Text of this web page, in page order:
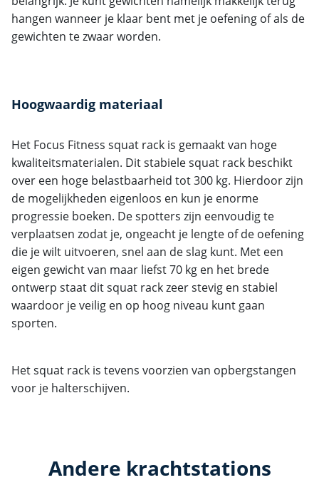
hangen wanneer je klaar bent met je oefening of als de
gewichten te zwaar worden.
Hoogwaardig materiaal
Het Focus Fitness squat rack is gemaakt van hoge
kwaliteitsmaterialen. Dit stabiele squat rack beschikt
over een hoge belastbaarheid tot 300 kg. Hierdoor zijn
de mogelijkheden eigenloos en kun je enorme
progressie boeken. De spotters zijn eenvoudig te
verplaatsen zodat je, ongeacht je lengte of de oefening
die je wilt uitvoeren, snel aan de slag kunt. Met een
eigen gewicht van maar liefst 70 kg en het brede
ontwerp staat dit squat rack zeer stevig en stabiel
waardoor je veilig en op hoog niveau kunt gaan
sporten.
Het squat rack is tevens voorzien van opbergstangen
voor je halterschijven.
Andere krachtstations